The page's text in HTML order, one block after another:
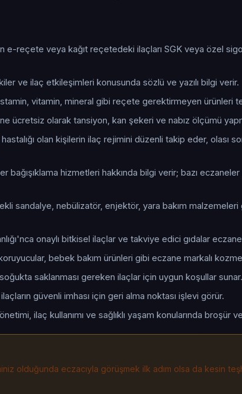
e-reçete veya kağıt reçetedeki ilaçları SGK veya özel
ve ilaç etkileşimleri konusunda sözlü ve yazılı bilgi verir.
vitamin, mineral gibi reçete gerektirmeyen ürünleri
ücretsiz olarak tansiyon, kan şekeri ve nabız ölçümü
olan kişilerin ilaç rejimini düzenli takip eder, olası
bağışıklama hizmetleri hakkında bilgi verir; bazı eczaneler
sandalye, nebülizatör, enjektör, yara bakım malzemeleri
onaylı bitkisel ilaçlar ve takviye edici gıdalar
bebek bakım ürünleri gibi eczane markalı
saklanması gereken ilaçlar için uygun koşullar sunar.
güvenli imhası için geri alma noktası işlevi görür.
ilaç kullanımı ve sağlıklı yaşam konularında broşür
olduğunda eczacıyla görüşmek ilk adım olsa da kesin